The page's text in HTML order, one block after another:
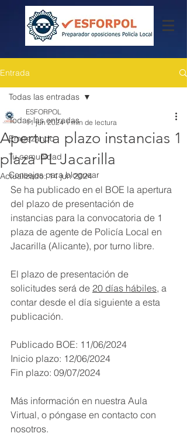
Entrada
Todas las entradas
Empezando
Tu comunidad
Consejos para bloguear
Todas las entradas
Apertura plazo instancias 1
plaza PL Jacarilla
ESFORPOL
11 jun 2024 1 min de lectura
Actualizado:14 jun 2024
Se ha publicado en el BOE la apertura
del plazo de presentación de
instancias para la convocatoria de 1
plaza de agente de Policía Local en
Jacarilla (Alicante), por turno libre.
El plazo de presentación de
solicitudes será de 20 días hábiles, a
contar desde el día siguiente a esta
publicación.
Publicado BOE: 11/06/2024
Inicio plazo: 12/06/2024
Fin plazo: 09/07/2024
Más información en nuestra Aula
Virtual, o póngase en contacto con
nosotros.